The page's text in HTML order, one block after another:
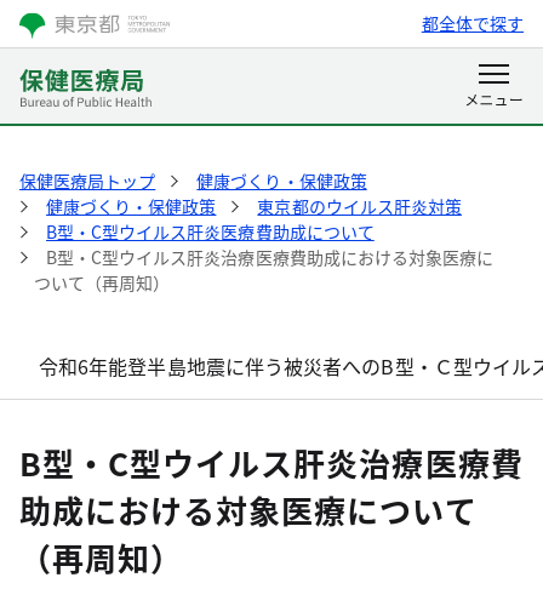
都全体で探す
保健医療局トップ
健康づくり・保健政策
健康づくり・保健政策
東京都のウイルス肝炎対策
B型・C型ウイルス肝炎医療費助成について
B型・C型ウイルス肝炎治療医療費助成における対象医療に
ついて（再周知）
令和6年能登半島地震に伴う被災者へのB型・Ｃ型ウイ
B型・C型ウイルス肝炎治療医療費
助成における対象医療について
（再周知）